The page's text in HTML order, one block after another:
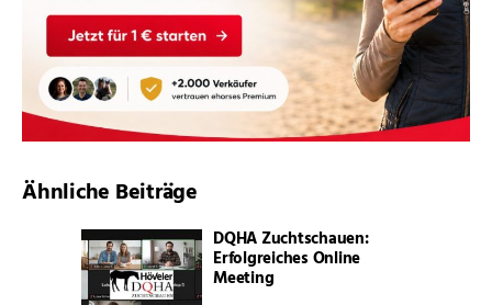
Ähnliche Beiträge
DQHA Zuchtschauen:
Erfolgreiches Online
Meeting